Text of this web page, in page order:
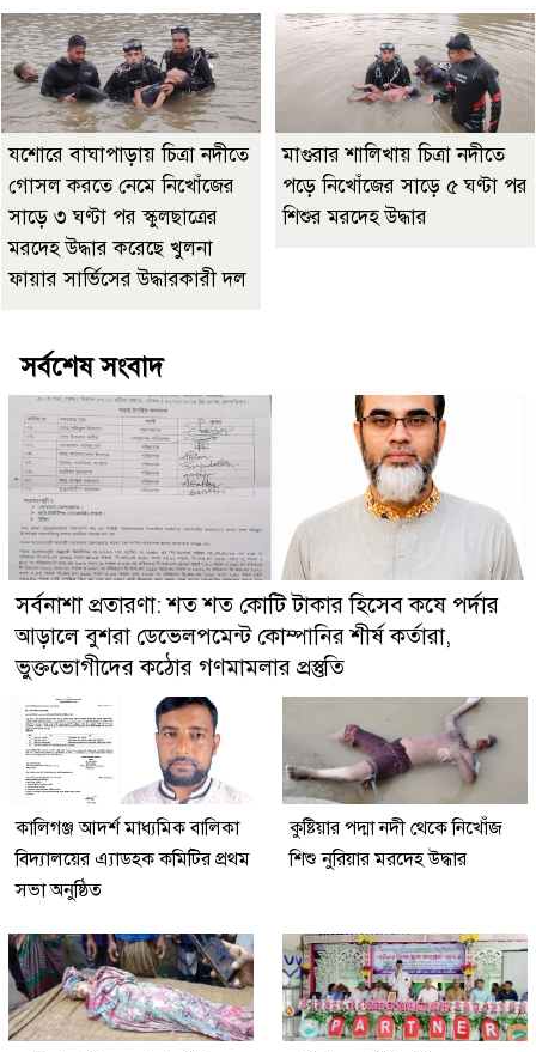
যশোরে বাঘাপাড়ায় চিত্রা নদীতে
গোসল করতে নেমে নিখোঁজের
সাড়ে ৩ ঘণ্টা পর স্কুলছাত্রের
মরদেহ উদ্ধার করেছে খুলনা
ফায়ার সার্ভিসের উদ্ধারকারী দল
মাগুরার শালিখায় চিত্রা নদীতে
পড়ে নিখোঁজের সাড়ে ৫ ঘণ্টা পর
শিশুর মরদেহ উদ্ধার
সর্বশেষ সংবাদ
সর্বনাশা প্রতারণা: শত শত কোটি টাকার হিসেব কষে পর্দার
আড়ালে বুশরা ডেভেলপমেন্ট কোম্পানির শীর্ষ কর্তারা,
ভুক্তভোগীদের কঠোর গণমামলার প্রস্তুতি
কালিগঞ্জ আদর্শ মাধ্যমিক বালিকা
বিদ্যালয়ের এ্যাডহক কমিটির প্রথম
সভা অনুষ্ঠিত
কুষ্টিয়ার পদ্মা নদী থেকে নিখোঁজ
শিশু নুরিয়ার মরদেহ উদ্ধার